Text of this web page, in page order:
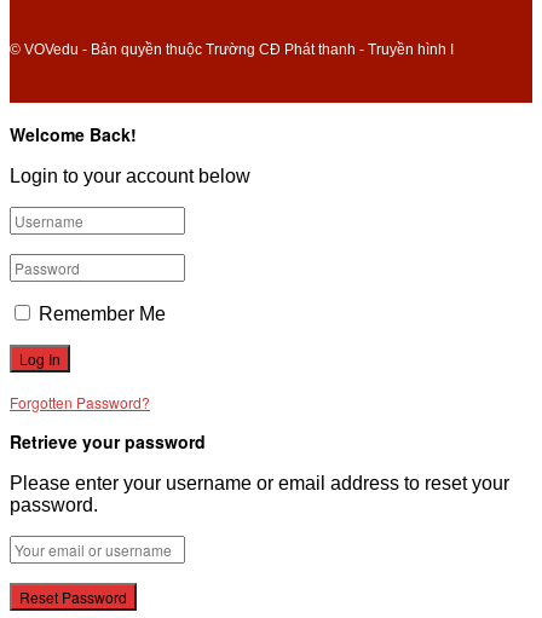
© VOVedu - Bản quyền thuộc Trường CĐ Phát thanh - Truyền hình I
Welcome Back!
Login to your account below
Remember Me
Forgotten Password?
Retrieve your password
Please enter your username or email address to reset your
password.